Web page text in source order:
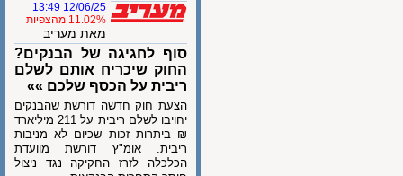
12/06/25 13:49
11.02% מהצפיות
מאת מעריב
סוף לחגיגה של הבנקים?
החוק שיכריח אותם לשלם
ריבית על הכסף שלכם »»
הצעת חוק חדשה דורשת שהבנקים
יחויבו לשלם ריבית על 211 מיליארד
₪ ביתרות זכות שכיום לא מניבות
ריבית. אומ"ץ דורשת מוועדת
הכלכלה לזרז החקיקה נגד ניצול